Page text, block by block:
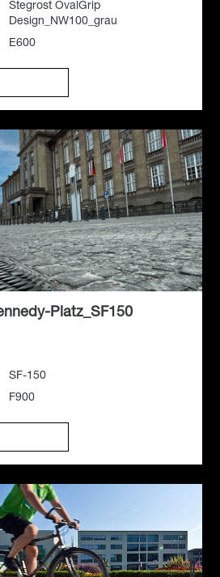
Stegrost OvalGrip
Design_NW100_grau
E600
Platz_SF150
SF-150
F900